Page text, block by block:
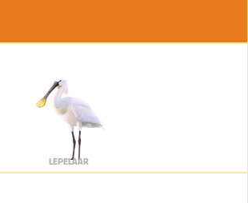
LEPELAAR